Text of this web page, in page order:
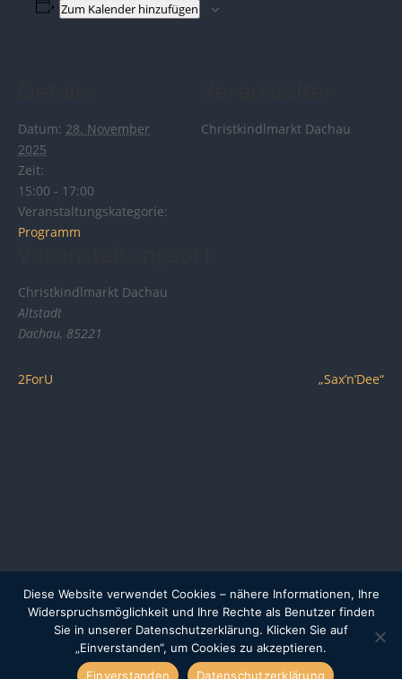
Zum Kalender hinzufügen
Datum: 28. November
2025
Zeit:
15:00 - 17:00
Veranstaltungskategorie:
Programm
Christkindlmarkt Dachau
Altstadt
Dachau, 85221
Christkindlmarkt Dachau
2ForU „Sax’n’Dee“
Impressum Datenschutzerklärung
Diese Website verwendet Cookies – nähere Informationen, Ihre
Widerspruchsmöglichkeit und Ihre Rechte als Benutzer finden
Sie in unserer Datenschutzerklärung. Klicken Sie auf
„Einverstanden“, um Cookies zu akzeptieren.
Einverstanden
Datenschutzerklärung